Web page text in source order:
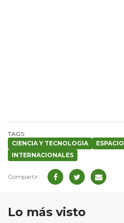
CIENCIA Y TECNOLOGIA ESPACIO
INTERNACIONALES
Lo más visto